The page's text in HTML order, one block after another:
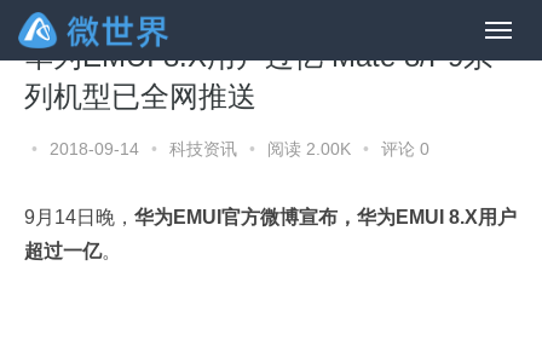
华为EMUI 8.X用户过亿 Mate 8/P9系
列机型已全网推送
• 2018-09-14 • 科技资讯 • 阅读 2.00K • 评论 0
9月14日晚， 华为EMUI官方微博宣布，华为EMUI 8.X用户
超过一亿。